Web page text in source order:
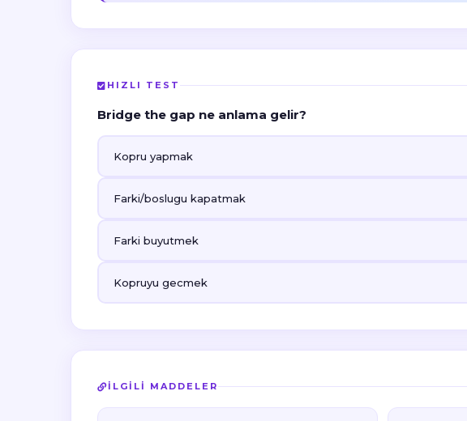
HIZLI TEST
Bridge the gap ne anlama gelir?
Kopru yapmak
Farki/boslugu kapatmak
Farki buyutmek
Kopruyu gecmek
İLGILI MADDELER